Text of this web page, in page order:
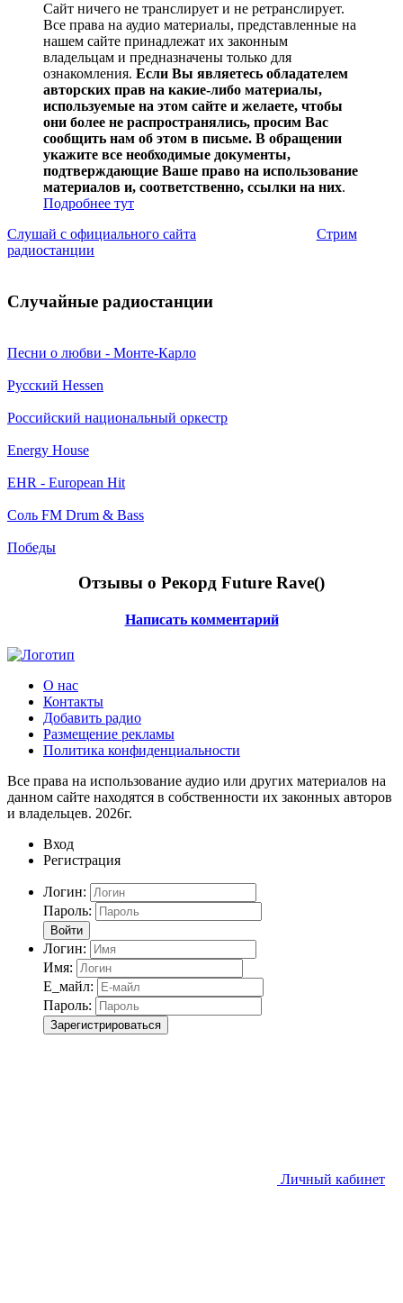
Сайт ничего не транслирует и не ретранслирует.
Все права на аудио материалы, представленные на
нашем сайте принадлежат их законным
владельцам и предназначены только для
ознакомления. Если Вы являетесь обладателем
авторских прав на какие-либо материалы,
используемые на этом сайте и желаете, чтобы
они более не распространялись, просим Вас
сообщить нам об этом в письме. В обращении
укажите все необходимые документы,
подтверждающие Ваше право на использование
материалов и, соответственно, ссылки на них.
Подробнее тут
Слушай с официального сайта
Стрим
радиостанции
Случайные радиостанции
Песни о любви - Монте-Карло
Русский Hessen
Российский национальный оркестр
Energy House
EHR - European Hit
Соль FM Drum & Bass
Победы
Отзывы о Рекорд Future Rave()
Написать комментарий
О нас
Контакты
Добавить радио
Размещение рекламы
Политика конфиденциальности
Все права на использование аудио или других материалов на
данном сайте находятся в собственности их законных авторов
и владельцев. 2026г.
Вход
Регистрация
Логин:
Пароль:
Войти
Логин:
Имя:
Е_майл:
Пароль:
Зарегистрироваться
Личный кабинет